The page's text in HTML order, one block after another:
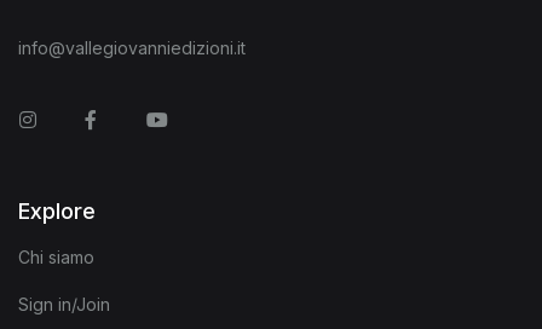
info@vallegiovanniedizioni.it
InstagramFacebookYou Tube
Explore
Chi siamo
Sign in/Join